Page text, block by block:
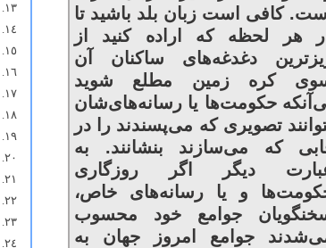
است. کافی است زبان بلد باشید تا
هر لحظه که اراده کنید از
دغدغه‌های ساکنان آن
کره زمین مطلع شوید
حکومت‌ها یا رسانه‌های‌شان
تصویری که می‌پسندند را در
که می‌سازند بنشانند. به
دیگر اگر روزگاری
و یا رسانه‌های خاص،
جوامع خود محسوب
جوامع امروز جهان به